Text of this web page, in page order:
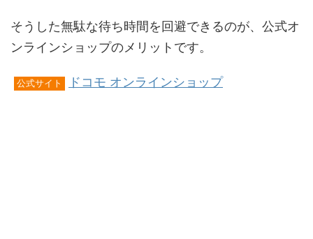
そうした無駄な待ち時間を回避できるのが、公式オ
ンラインショップのメリットです。
公式サイト ドコモ オンラインショップ